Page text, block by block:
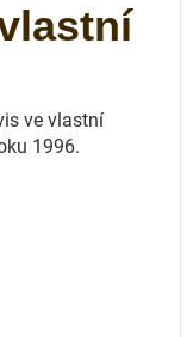
ve vlastní
1996.